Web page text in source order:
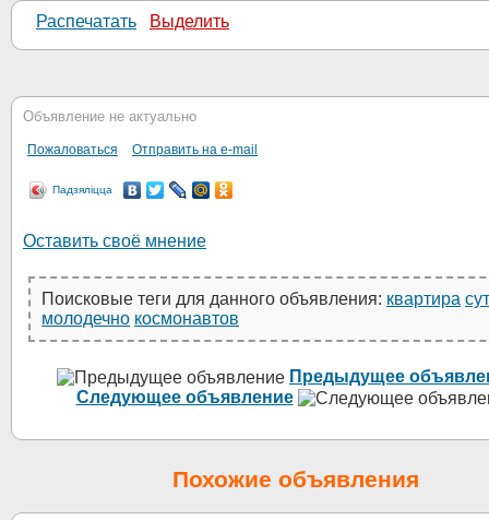
Распечатать Выделить
Объявление не актуально
Пожаловаться Отправить на e-mail
Падзяліцца
Оставить своё мнение
Поисковые теги для данного объявления: квартира
молодечно космонавтов
Предыдущее
Следующее объявление
Похожие объявления